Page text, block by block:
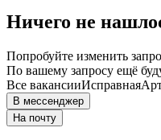
Ничего не
Попробуйте изменить
По вашему запросу ещё
Все вакансииИсправная
В мессенджер
На почту